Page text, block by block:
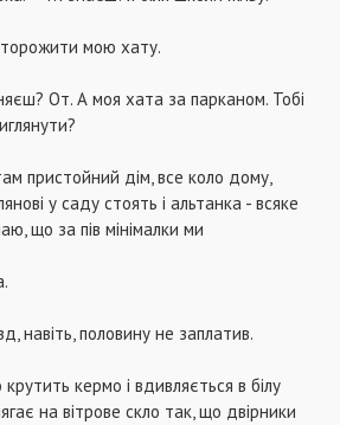
мою хату.
От. А моя хата за парканом. Тобі
пристойний дім, все коло дому,
у саду стоять і альтанка - всяке
що за пів мінімалки ми
навіть, половину не заплатив.
кермо і вдивляється в білу
на вітрове скло так, що двірники